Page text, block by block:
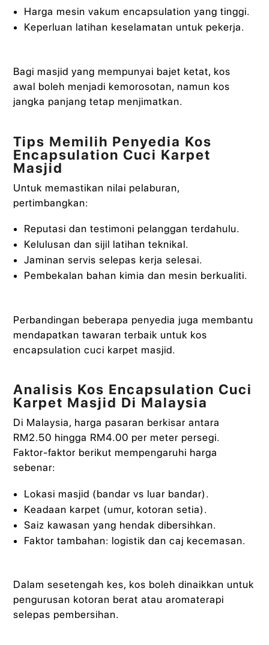
Harga mesin vakum encapsulation yang tinggi.
Keperluan latihan keselamatan untuk pekerja.
Bagi masjid yang mempunyai bajet ketat, kos
awal boleh menjadi kemorosotan, namun kos
jangka panjang tetap menjimatkan.
Tips Memilih Penyedia Kos
Encapsulation Cuci Karpet
Masjid
Untuk memastikan nilai pelaburan,
pertimbangkan:
Reputasi dan testimoni pelanggan terdahulu.
Kelulusan dan sijil latihan teknikal.
Jaminan servis selepas kerja selesai.
Pembekalan bahan kimia dan mesin berkualiti.
Perbandingan beberapa penyedia juga membantu
mendapatkan tawaran terbaik untuk kos
encapsulation cuci karpet masjid.
Analisis Kos Encapsulation Cuci
Karpet Masjid Di Malaysia
Di Malaysia, harga pasaran berkisar antara
RM2.50 hingga RM4.00 per meter persegi.
Faktor-faktor berikut mempengaruhi harga
sebenar:
Lokasi masjid (bandar vs luar bandar).
Keadaan karpet (umur, kotoran setia).
Saiz kawasan yang hendak dibersihkan.
Faktor tambahan: logistik dan caj kecemasan.
Dalam sesetengah kes, kos boleh dinaikkan untuk
pengurusan kotoran berat atau aromaterapi
selepas pembersihan.